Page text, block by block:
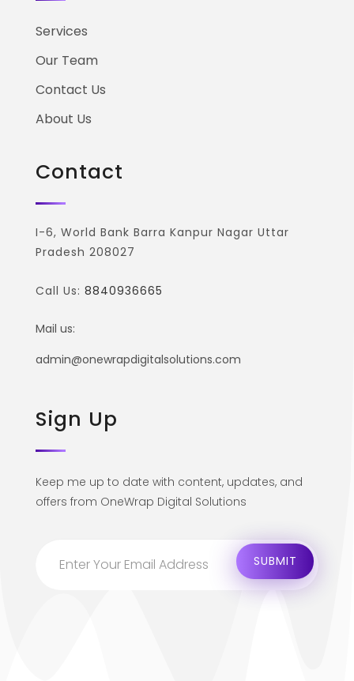
Services
Our Team
Contact Us
About Us
Contact
I-6, World Bank Barra Kanpur Nagar Uttar
Pradesh 208027
Call Us: 8840936665
Mail us:
admin@onewrapdigitalsolutions.com
Sign Up
Keep me up to date with content, updates, and
offers from OneWrap Digital Solutions